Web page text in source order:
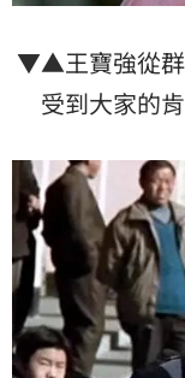
▼▲王寶強從群
受到大家的